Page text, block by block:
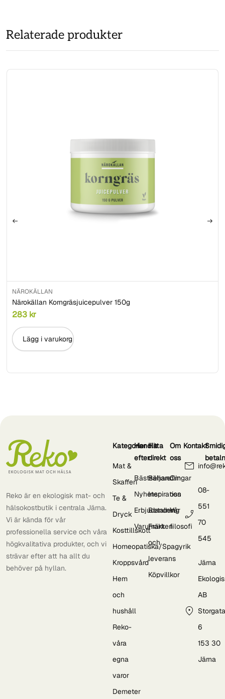
Relaterade produkter
NÄROKÄLLAN
Närokällan Korngräsjuicepulver 150g
283 kr
Lägg i varukorg
Reko är en ekologisk mat- och
hälsokostbutik i centrala Järna.
Vi är kända för vår
professionella service och våra
högkvalitativa produkter, och vi
strävar efter att ha allt du
behöver på hyllan.
Kategorier
Mat &
Skafferi
Te &
Dryck
Kosttillskott
Homeopatiska/Spagyrik
Kroppsvård
Hem
och
hushåll
Reko-
våra
egna
varor
Demeter
Handla
efter
Bästsäljare
Nyheter
Erbjudanden
Varumärken
Hitta
direkt
Behandlingar
Inspiration
Betalning
Frakt
och
leverans
Köpvillkor
Om
oss
Om
oss
Vår
filosofi
Kontakt
08-
551
70
545
Järna
AB
6
153 30
Järna